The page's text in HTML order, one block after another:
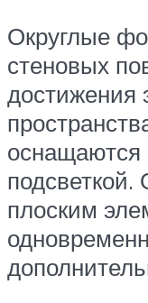
Округлые
стеновых
достижения
оснащаются
плоским